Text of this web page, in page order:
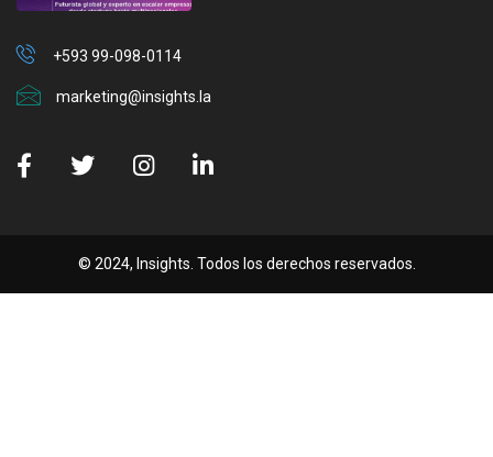
+593 99-098-0114
marketing@insights.la
© 2024, Insights. Todos los derechos reservados.